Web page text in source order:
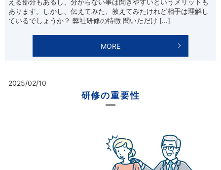
あります。しかし、伝えてみた、教えてみたけれど相手は理解し
ているでしょうか？ 弊社研修の特徴 聞いただけ […]
MORE
2025/02/10
研修の重要性